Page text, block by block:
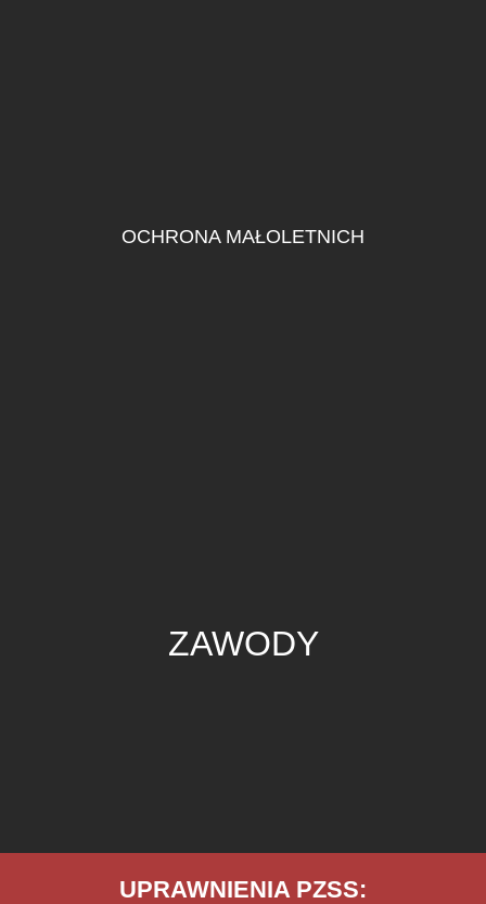
OCHRONA MAŁOLETNICH
ZAWODY
UPRAWNIENIA PZSS: